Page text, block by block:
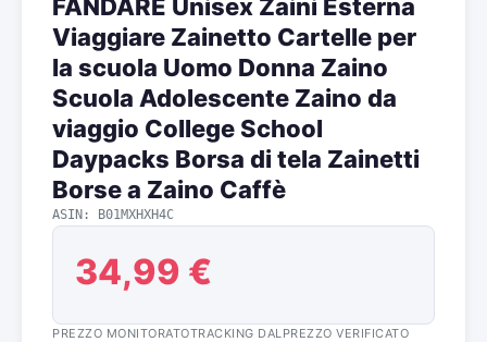
FANDARE Unisex Zaini Esterna
Viaggiare Zainetto Cartelle per
la scuola Uomo Donna Zaino
Scuola Adolescente Zaino da
viaggio College School
Daypacks Borsa di tela Zainetti
Borse a Zaino Caffè
ASIN: B01MXHXH4C
34,99 €
PREZZO MONITORATOTRACKING DALPREZZO VERIFICATO